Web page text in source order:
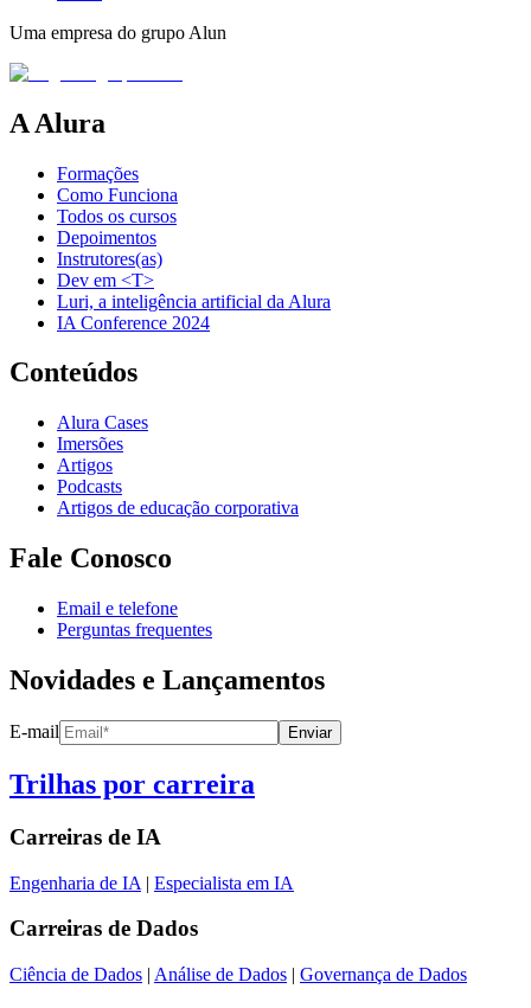
Uma empresa do grupo Alun
A Alura
Formações
Como Funciona
Todos os cursos
Depoimentos
Instrutores(as)
Dev em <T>
Luri, a inteligência artificial da Alura
IA Conference 2024
Conteúdos
Alura Cases
Imersões
Artigos
Podcasts
Artigos de educação corporativa
Fale Conosco
Email e telefone
Perguntas frequentes
Novidades e Lançamentos
E-mail Enviar
Trilhas por carreira
Carreiras de IA
Engenharia de IA | Especialista em IA
Carreiras de Dados
Ciência de Dados | Análise de Dados | Governança de Dados